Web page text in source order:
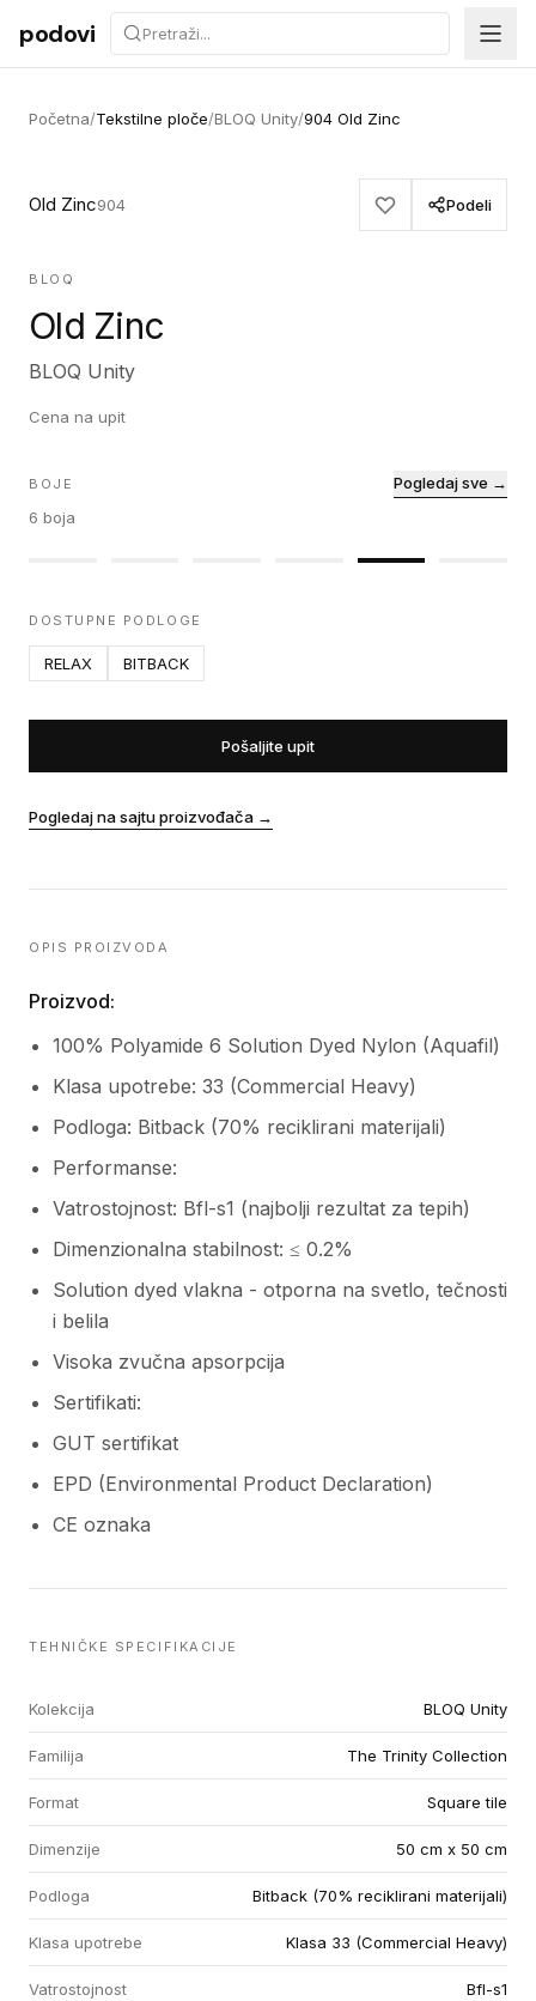
Preskoči na sadržaj
podovi
Početna/Tekstilne ploče/BLOQ Unity/904 Old Zinc
Old Zinc904 Podeli
BLOQ
Old Zinc
BLOQ Unity
Cena na upit
BOJE
6 boja
Pogledaj sve →
DOSTUPNE PODLOGE
RELAX BITBACK
Pošaljite upit
Pogledaj na sajtu proizvođača →
OPIS PROIZVODA
Proizvod:
100% Polyamide 6 Solution Dyed Nylon (Aquafil)
Klasa upotrebe: 33 (Commercial Heavy)
Podloga: Bitback (70% reciklirani materijali)
Performanse:
Vatrostojnost: Bfl-s1 (najbolji rezultat za tepih)
Dimenzionalna stabilnost: ≤ 0.2%
Solution dyed vlakna - otporna na svetlo, tečnosti
i belila
Visoka zvučna apsorpcija
Sertifikati:
GUT sertifikat
EPD (Environmental Product Declaration)
CE oznaka
TEHNIČKE SPECIFIKACIJE
Kolekcija BLOQ Unity
Familija The Trinity Collection
Format Square tile
Dimenzije 50 cm x 50 cm
Podloga Bitback (70% reciklirani materijali)
Klasa upotrebe Klasa 33 (Commercial Heavy)
Vatrostojnost Bfl-s1